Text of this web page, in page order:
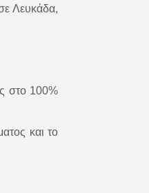
Λευκάδα,
στο 100%
και το